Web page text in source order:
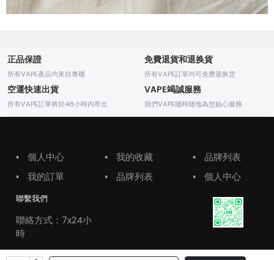
正品保證
所有VAPE產品均來自專櫃
免費退貨和退换貨
所有VAPE訂單均可免费退换货
空運快速出貨
所有VAPE訂單將於48小時内寄出
VAPE竭誠服務
我們VAPE随時随地為您贴心服務
▪
個人中心
▪
我的訂單
▪
我的收藏
▪
品牌列表
▪
品牌列表
▪
個人中心
聯繫我們
聯絡方式：7x24小
時